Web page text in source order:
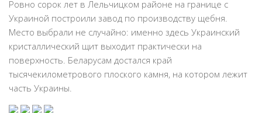
Ровно сорок лет в Лельчицком районе на границе с
Украиной построили завод по производству щебня.
Место выбрали не случайно: именно здесь Украинский
кристаллический щит выходит практически на
поверхность. Беларусам достался край
тысячекилометрового плоского камня, на котором лежит
часть Украины.